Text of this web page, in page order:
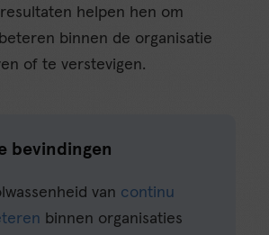
helpen hen om
binnen de organisatie
of te verstevigen.
bevindingen
van continu
binnen organisaties